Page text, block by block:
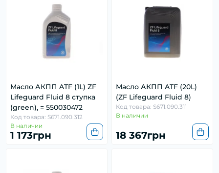
Масло АКПП ATF (1L) ZF
Lifeguard Fluid 8 ступка
(green), = 550030472
Код товара: S671.090.312
В наличии
1 173грн
Масло АКПП ATF (20L)
(ZF Lifeguard Fluid 8)
Код товара: S671.090.311
В наличии
18 367грн